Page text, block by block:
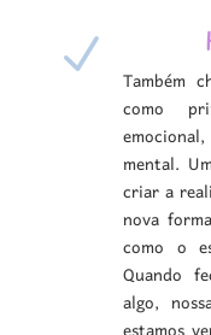
N
Também
como
mental.
criar a
nova
como o
Quando
algo,